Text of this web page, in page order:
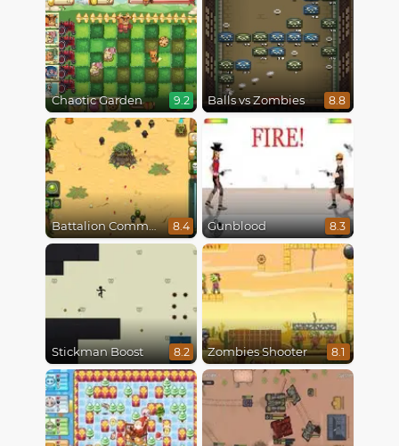
Chaotic Garden 9.2 Balls vs Zombies 8.8
Battalion Commander 8.4 Gunblood 8.3
Stickman Boost 8.2 Zombies Shooter 8.1